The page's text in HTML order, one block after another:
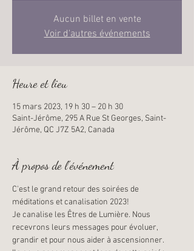
Aucun billet en vente
Voir d'autres événements
Heure et lieu
15 mars 2023, 19 h 30 – 20 h 30
Saint-Jérôme, 295 A Rue St Georges, Saint-
Jérôme, QC J7Z 5A2, Canada
À propos de l'événement
C'est le grand retour des soirées de
méditations et canalisation 2023!
Je canalise les Êtres de Lumière. Nous
recevrons leurs messages pour évoluer,
grandir et pour nous aider à ascensionner.